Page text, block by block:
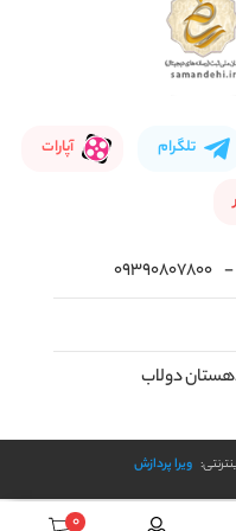
تلگرام آپارات
-
09390807800
دولاب
ویرا پردازش
0